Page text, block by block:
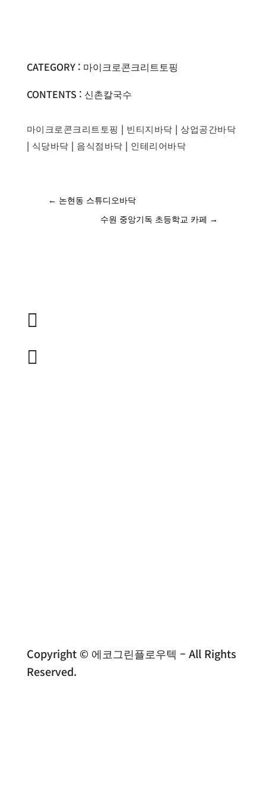
CATEGORY : 마이크로콘크리트토핑
CONTENTS : 신촌칼국수
마이크로콘크리트토핑 | 빈티지바닥 |상업공간바닥
| 식당바닥 | 음식점바닥 | 인테리어바닥
← 논현동 스튜디오바닥
수원 중앙기독 초등학교 카페 →


Copyright © 에코그린플로우텍 – All Rights
Reserved.